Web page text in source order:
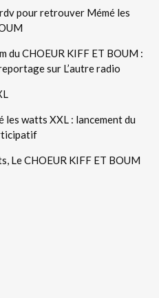
pour retrouver Mémé les
du CHOEUR KIFF ET BOUM :
sur L’autre radio
les watts XXL : lancement du
Le CHOEUR KIFF ET BOUM